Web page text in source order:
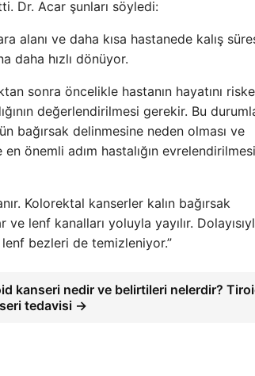
Dr. Acar şunları söyledi:
alanı ve daha kısa hastanede kalış
daha hızlı dönüyor.
sonra öncelikle hastanın hayatını riske
değerlendirilmesi gerekir. Bu
bağırsak delinmesine neden olması ve
önemli adım hastalığın
Kolorektal kanserler kalın bağırsak
lenf kanalları yoluyla yayılır.
lenf bezleri de temizleniyor.”
kanseri nedir ve belirtileri nelerdir?
tedavisi →